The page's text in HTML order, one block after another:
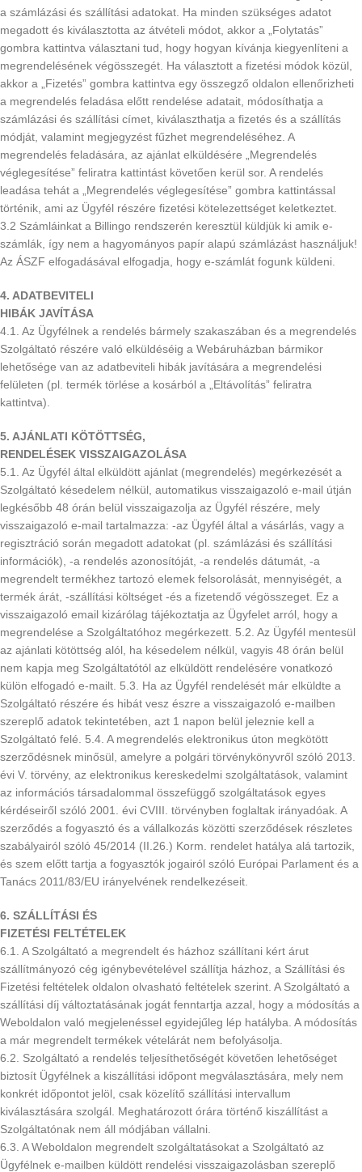
a számlázási és szállítási adatokat. Ha minden szükséges adatot
megadott és kiválasztotta az átvételi módot, akkor a „Folytatás”
gombra kattintva választani tud, hogy hogyan kívánja kiegyenlíteni a
megrendelésének végösszegét. Ha választott a fizetési módok közül,
akkor a „Fizetés” gombra kattintva egy összegző oldalon ellenőrizheti
a megrendelés feladása előtt rendelése adatait, módosíthatja a
számlázási és szállítási címet, kiválaszthatja a fizetés és a szállítás
módját, valamint megjegyzést fűzhet megrendeléséhez. A
megrendelés feladására, az ajánlat elküldésére „Megrendelés
véglegesítése” feliratra kattintást követően kerül sor. A rendelés
leadása tehát a „Megrendelés véglegesítése” gombra kattintással
történik, ami az Ügyfél részére fizetési kötelezettséget keletkeztet.
3.2 Számláinkat a Billingo rendszerén keresztül küldjük ki amik e-
számlák, így nem a hagyományos papír alapú számlázást használjuk!
Az ÁSZF elfogadásával elfogadja, hogy e-számlát fogunk küldeni.
4. ADATBEVITELI
HIBÁK JAVÍTÁSA
4.1. Az Ügyfélnek a rendelés bármely szakaszában és a megrendelés
Szolgáltató részére való elküldéséig a Webáruházban bármikor
lehetősége van az adatbeviteli hibák javítására a megrendelési
felületen (pl. termék törlése a kosárból a „Eltávolítás” feliratra
kattintva).
5. AJÁNLATI KÖTÖTTSÉG,
RENDELÉSEK VISSZAIGAZOLÁSA
5.1. Az Ügyfél által elküldött ajánlat (megrendelés) megérkezését a
Szolgáltató késedelem nélkül, automatikus visszaigazoló e-mail útján
legkésőbb 48 órán belül visszaigazolja az Ügyfél részére, mely
visszaigazoló e-mail tartalmazza: -az Ügyfél által a vásárlás, vagy a
regisztráció során megadott adatokat (pl. számlázási és szállítási
információk), -a rendelés azonosítóját, -a rendelés dátumát, -a
megrendelt termékhez tartozó elemek felsorolását, mennyiségét, a
termék árát, -szállítási költséget -és a fizetendő végösszeget. Ez a
visszaigazoló email kizárólag tájékoztatja az Ügyfelet arról, hogy a
megrendelése a Szolgáltatóhoz megérkezett. 5.2. Az Ügyfél mentesül
az ajánlati kötöttség alól, ha késedelem nélkül, vagyis 48 órán belül
nem kapja meg Szolgáltatótól az elküldött rendelésére vonatkozó
külön elfogadó e-mailt. 5.3. Ha az Ügyfél rendelését már elküldte a
Szolgáltató részére és hibát vesz észre a visszaigazoló e-mailben
szereplő adatok tekintetében, azt 1 napon belül jeleznie kell a
Szolgáltató felé. 5.4. A megrendelés elektronikus úton megkötött
szerződésnek minősül, amelyre a polgári törvénykönyvről szóló 2013.
évi V. törvény, az elektronikus kereskedelmi szolgáltatások, valamint
az információs társadalommal összefüggő szolgáltatások egyes
kérdéseiről szóló 2001. évi CVIII. törvényben foglaltak irányadóak. A
szerződés a fogyasztó és a vállalkozás közötti szerződések részletes
szabályairól szóló 45/2014 (II.26.) Korm. rendelet hatálya alá tartozik,
és szem előtt tartja a fogyasztók jogairól szóló Európai Parlament és a
Tanács 2011/83/EU irányelvének rendelkezéseit.
6. SZÁLLÍTÁSI ÉS
FIZETÉSI FELTÉTELEK
6.1. A Szolgáltató a megrendelt és házhoz szállítani kért árut
szállítmányozó cég igénybevételével szállítja házhoz, a Szállítási és
Fizetési feltételek oldalon olvasható feltételek szerint. A Szolgáltató a
szállítási díj változtatásának jogát fenntartja azzal, hogy a módosítás a
Weboldalon való megjelenéssel egyidejűleg lép hatályba. A módosítás
a már megrendelt termékek vételárát nem befolyásolja.
6.2. Szolgáltató a rendelés teljesíthetőségét követően lehetőséget
biztosít Ügyfélnek a kiszállítási időpont megválasztására, mely nem
konkrét időpontot jelöl, csak közelítő szállítási intervallum
kiválasztására szolgál. Meghatározott órára történő kiszállítást a
Szolgáltatónak nem áll módjában vállalni.
6.3. A Weboldalon megrendelt szolgáltatásokat a Szolgáltató az
Ügyfélnek e-mailben küldött rendelési visszaigazolásban szereplő